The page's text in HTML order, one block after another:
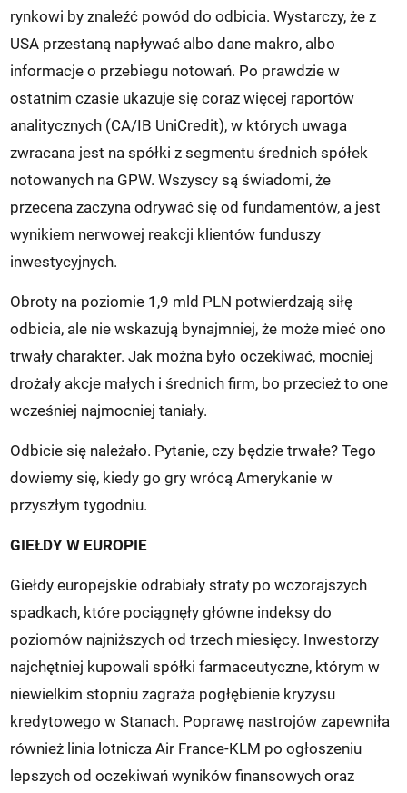
rynkowi by znaleźć powód do odbicia. Wystarczy, że z
USA przestaną napływać albo dane makro, albo
informacje o przebiegu notowań. Po prawdzie w
ostatnim czasie ukazuje się coraz więcej raportów
analitycznych (CA/IB UniCredit), w których uwaga
zwracana jest na spółki z segmentu średnich spółek
notowanych na GPW. Wszyscy są świadomi, że
przecena zaczyna odrywać się od fundamentów, a jest
wynikiem nerwowej reakcji klientów funduszy
inwestycyjnych.
Obroty na poziomie 1,9 mld PLN potwierdzają siłę
odbicia, ale nie wskazują bynajmniej, że może mieć ono
trwały charakter. Jak można było oczekiwać, mocniej
drożały akcje małych i średnich firm, bo przecież to one
wcześniej najmocniej taniały.
Odbicie się należało. Pytanie, czy będzie trwałe? Tego
dowiemy się, kiedy go gry wrócą Amerykanie w
przyszłym tygodniu.
GIEŁDY W EUROPIE
Giełdy europejskie odrabiały straty po wczorajszych
spadkach, które pociągnęły główne indeksy do
poziomów najniższych od trzech miesięcy. Inwestorzy
najchętniej kupowali spółki farmaceutyczne, którym w
niewielkim stopniu zagraża pogłębienie kryzysu
kredytowego w Stanach. Poprawę nastrojów zapewniła
również linia lotnicza Air France-KLM po ogłoszeniu
lepszych od oczekiwań wyników finansowych oraz